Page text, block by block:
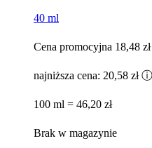
40 ml
Cena promocyjna 18,48 zł
najniższa cena: 20,58 zł ⓘ
100 ml = 46,20 zł
Brak w magazynie